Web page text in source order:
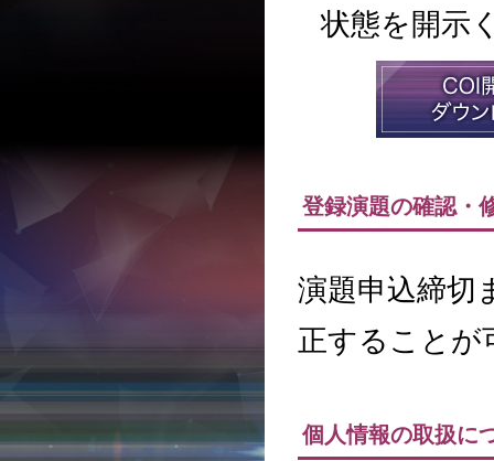
状態を開示
登録演題の確認・
演題申込締切
正することが
個人情報の取扱に